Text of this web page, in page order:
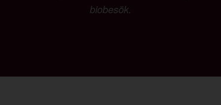
biobesök.